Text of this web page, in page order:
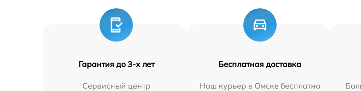
Гарантия до 3-х лет
Сервисный центр
Бесплатная доставка
Наш курьер в Омске бесплатно